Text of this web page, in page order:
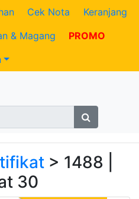
Cek Nota
Keranjang
& Magang
PROMO
> 1488 |
30